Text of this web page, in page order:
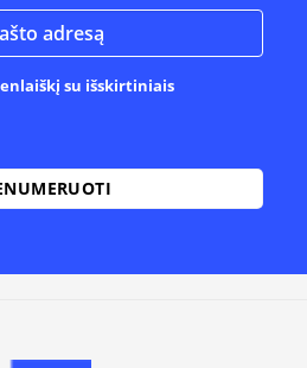
su išskirtiniais